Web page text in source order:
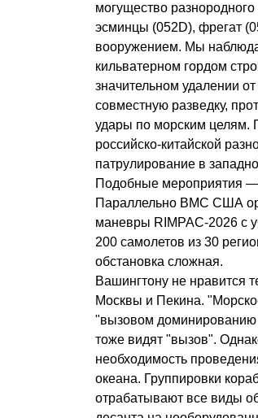
могущество
эсминцы (052D), фрегат
вооружением. Мы
кильватерном гордом
значительном удалении
совместную разведку,
удары по морским целям.
российско-китайской
патрулирование в
Подобные мероприятия
Параллельно ВМС США
маневры RIMPAC-2026 с
200 самолетов из 30
обстановка сложная.
Вашингтону не нравится
Москвы и Пекина.
"вызовом
тоже видят "вызов".
необходимость
океана. Группировки
отрабатывают все виды